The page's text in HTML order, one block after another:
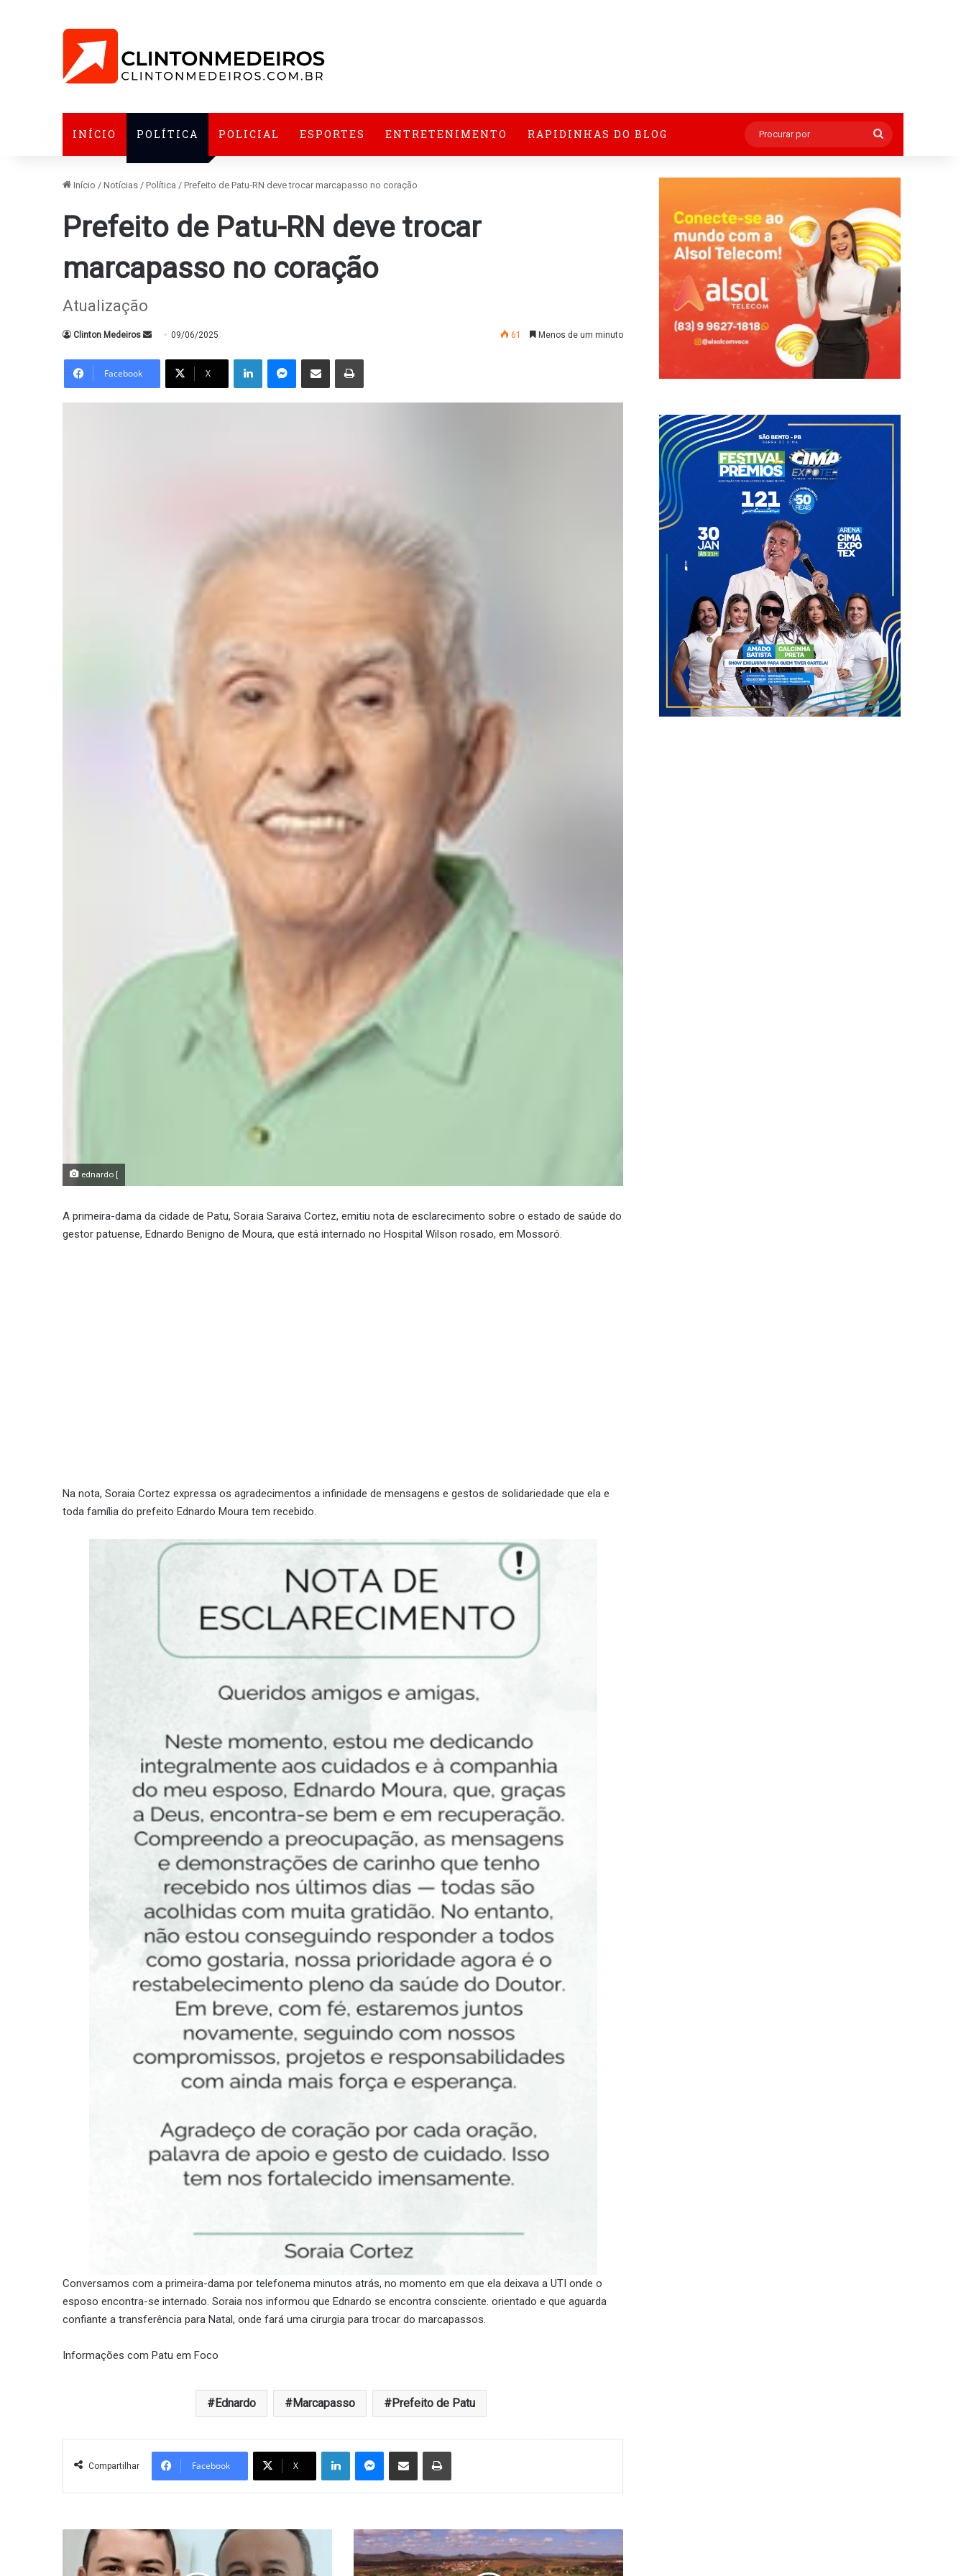
INÍCIO POLÍTICA POLICIAL ESPORTES ENTRETENIMENTO RAPIDINHAS DO BLOG
Procurar
por
Início / Notícias / Política / Prefeito de Patu-RN deve trocar marcapasso no coração
Prefeito de Patu-RN deve trocar
marcapasso no coração
Atualização
Clinton Medeiros
Mande
mail
09/06/2025 61 Menos de um minuto
Facebook X
LinkedinMessenger
Compartilhar via e-mail Imprimir
ednardo [
A primeira-dama da cidade de Patu, Soraia Saraiva Cortez, emitiu nota de esclarecimento sobre o estado de saúde do
gestor patuense, Ednardo Benigno de Moura, que está internado no Hospital Wilson rosado, em Mossoró.
Na nota, Soraia Cortez expressa os agradecimentos a infinidade de mensagens e gestos de solidariedade que ela e
toda família do prefeito Ednardo Moura tem recebido.
Conversamos com a primeira-dama por telefonema minutos atrás, no momento em que ela deixava a UTI onde o
esposo encontra-se internado. Soraia nos informou que Ednardo se encontra consciente. orientado e que aguarda
confiante a transferência para Natal, onde fará uma cirurgia para trocar do marcapassos.
Informações com Patu em Foco
Ednardo Marcapasso Prefeito de Patu
Compartilhar Facebook X
LinkedinMessenger
Compartilhar via e-mail Imprimir
reverteu
Brejo
dos
Santos-